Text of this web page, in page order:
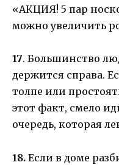
«АКЦИЯ! 5 пар
можно увеличить
17. Большинство
держится справа.
толпе или
этот факт, смело
очередь, которая
18. Если в доме